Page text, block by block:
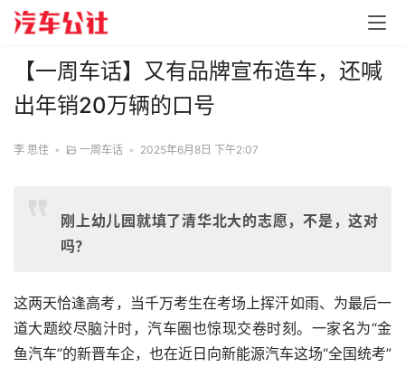
【一周车话】又有品牌宣布造车，还喊
出年销20万辆的口号
李 思佳 • 一周车话 • 2025年6月8日 下午2:07
刚上幼儿园就填了清华北大的志愿，不是，这对
吗？
这两天恰逢高考，当千万考生在考场上挥汗如雨、为最后一
道大题绞尽脑汁时，汽车圈也惊现交卷时刻。一家名为“金
鱼汽车”的新晋车企，也在近日向新能源汽车这场“全国统考”